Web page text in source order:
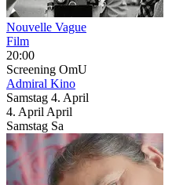
Nouvelle Vague
Film
20:00
Screening OmU
Admiral Kino
Samstag 4. April
4. April April
Samstag Sa